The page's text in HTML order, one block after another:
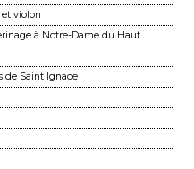
violon
à Notre-Dame du Haut
de Saint Ignace